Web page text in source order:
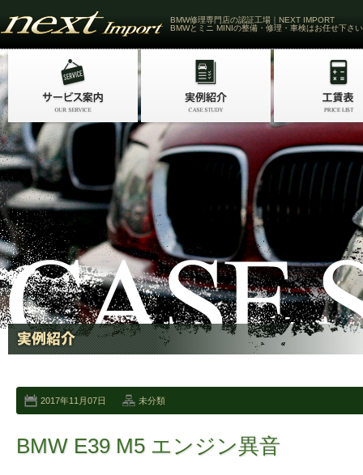
BMW修理専門店の認証工場｜NEXT IMPORT
BMWとミニ MINIの整備・修理・車検はお任せ下さい
2017年11月07日 未分類
BMW E39 M5 エンジン異音